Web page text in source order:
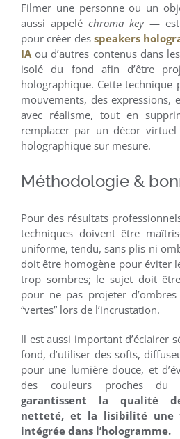
Filmer une personne ou un
aussi appelé chroma key— est
pour créer des speakers
IAou d’autres contenus dans
isolé du fond afin d’être
holographique. Cette technique
mouvements, des expressions,
avec réalisme, tout en
remplacer par un décor
holographique sur mesure.
Méthodologie &
Pour des résultats
techniques doivent être
uniforme, tendu, sans plis ni
doit être homogène pour éviter
trop sombres; le sujet doit
pour ne pas projeter
“vertes” lors de l’incrustation.
Il est aussi important d’éclairer
fond, d’utiliser des softs,
pour une lumière douce, et
des couleurs proches
garantissent la qualité
netteté, et la lisibilité une
intégrée dans l’hologramme.